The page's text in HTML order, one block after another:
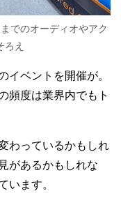
でのオーディオやアク
え
イベントを開催が。
頻度は業界内でもト
わっているかもしれ
があるかもしれな
います。